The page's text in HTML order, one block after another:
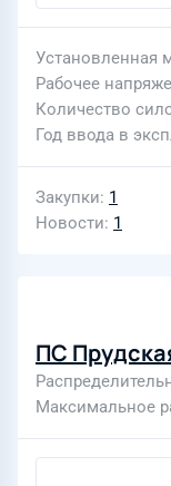
Установленная
Рабочее
Количество
Год ввода в
Закупки 1
Новости 1
ПС
Максимальное